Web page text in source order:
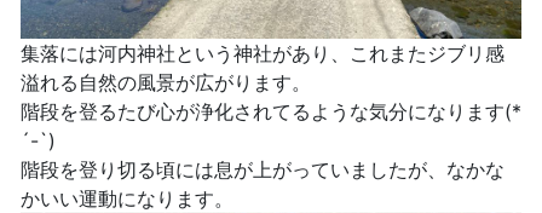
集落には河内神社という神社があり、これまたジブリ感
溢れる自然の風景が広がります。
階段を登るたび心が浄化されてるような気分になります(*
´-`)
階段を登り切る頃には息が上がっていましたが、なかな
かいい運動になります。